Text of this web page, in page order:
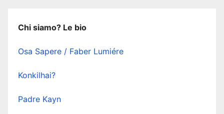
Chi siamo? Le bio
Osa Sapere / Faber Lumiére
Konkilhai?
Padre Kayn